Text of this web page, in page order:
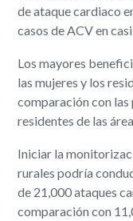
de ataque cardiaco
casos de ACV en
Los mayores
las mujeres y los
comparación con las
residentes de las
Iniciar la
rurales podría
de 21,000 ataques
comparación con